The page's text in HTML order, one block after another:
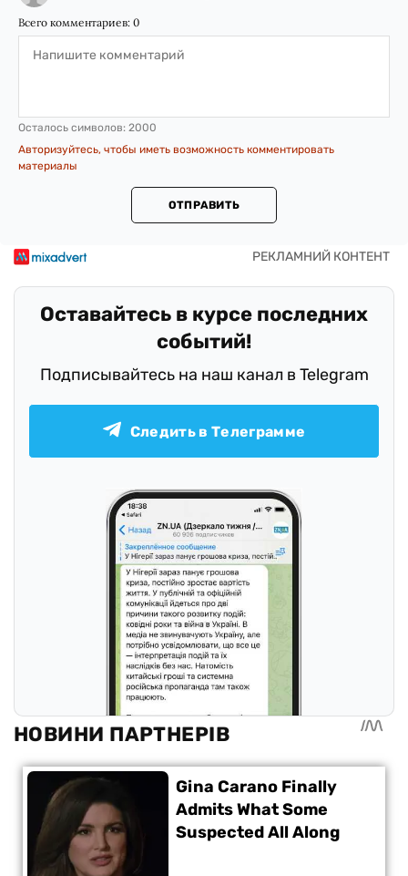
Всего комментариев: 0
Осталось символов: 2000
Авторизуйтесь, чтобы иметь возможность комментировать
материалы
ОТПРАВИТЬ
Оставайтесь в курсе последних
событий!
Подписывайтесь на наш канал в Telegram
Следить в Телеграмме